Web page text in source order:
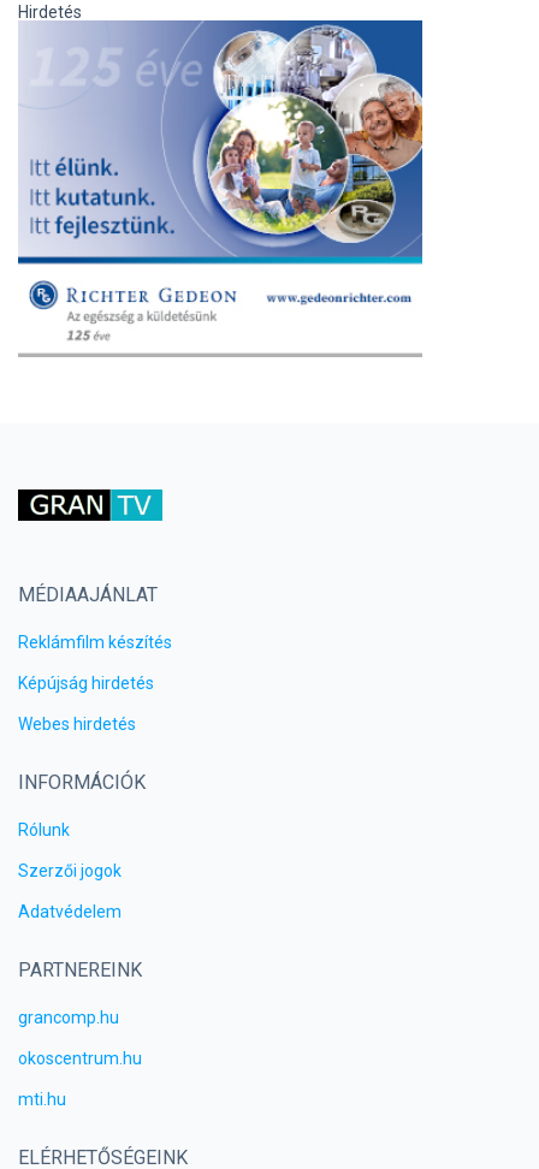
Hirdetés
MÉDIAAJÁNLAT
Reklámfilm készítés
Képújság hirdetés
Webes hirdetés
INFORMÁCIÓK
Rólunk
Szerzői jogok
Adatvédelem
PARTNEREINK
grancomp.hu
okoscentrum.hu
mti.hu
ELÉRHETŐSÉGEINK